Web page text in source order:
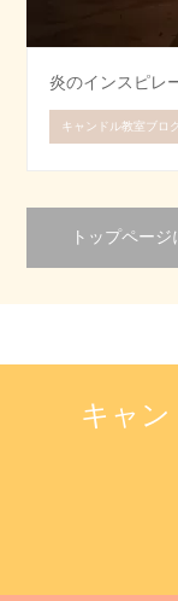
炎のインスピレ
キャンドル教室ブロ
トップページ
キャン